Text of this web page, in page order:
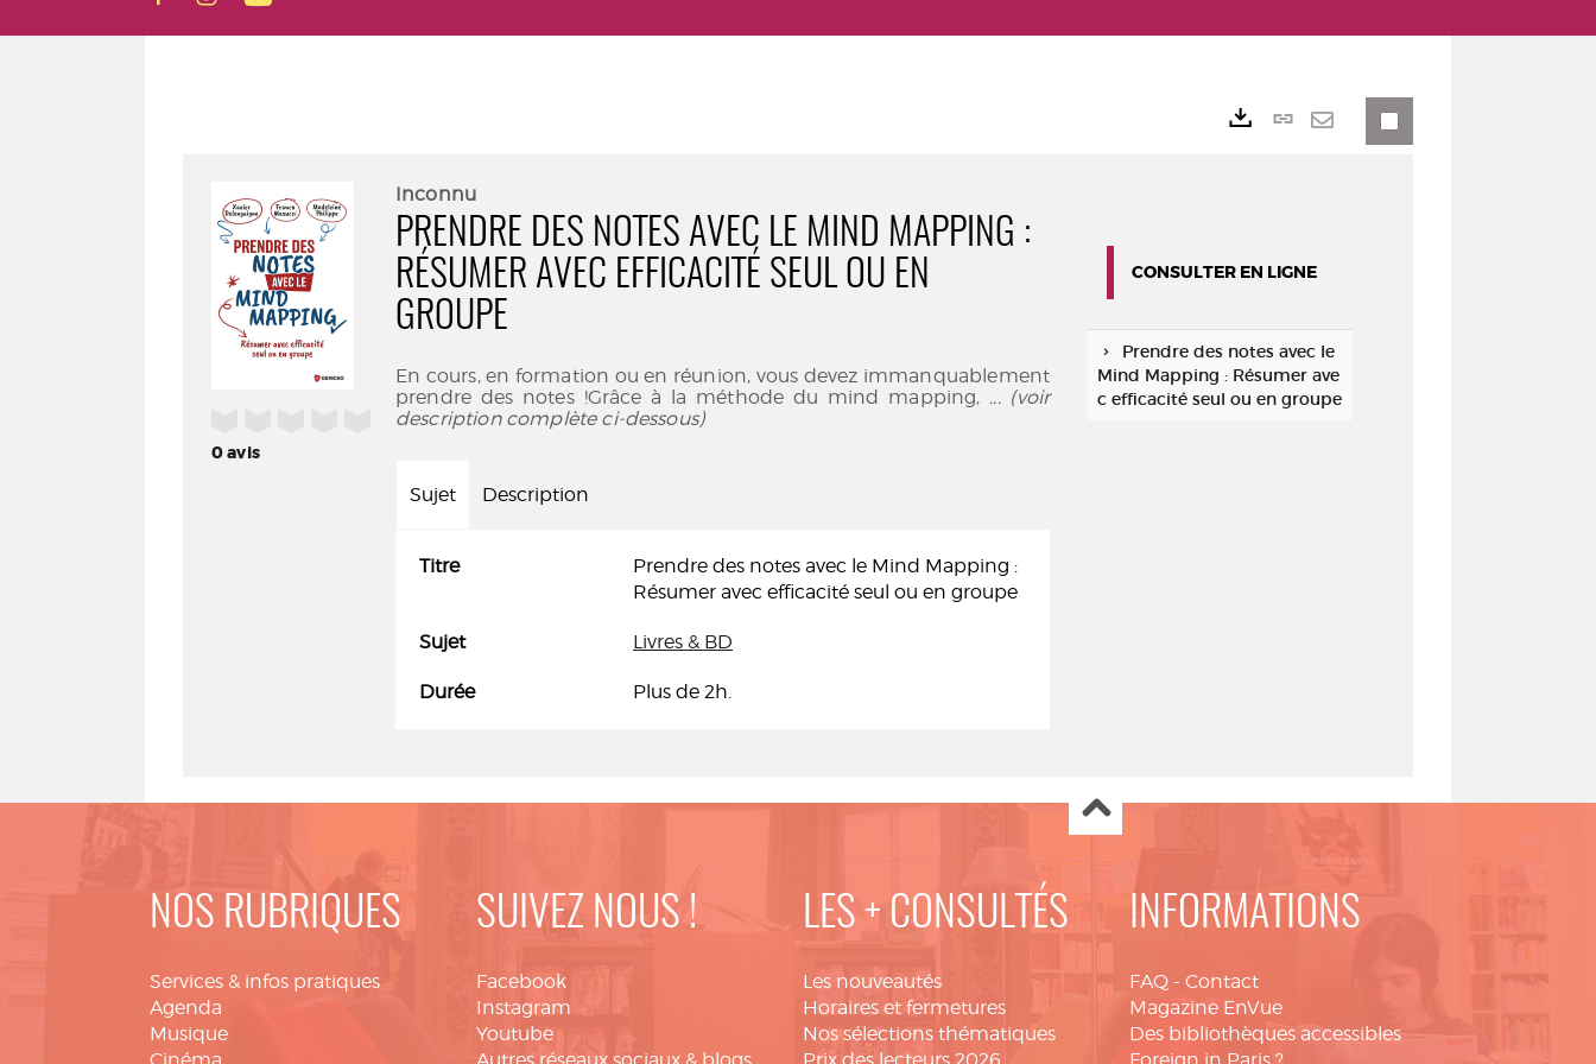
0avis
Inconnu
PRENDRE DES NOTES AVEC LE MIND MAPPING :
RÉSUMER AVEC EFFICACITÉ SEUL OU EN
GROUPE
En cours, en formation ou en réunion, vous devez immanquablement
prendre des notes !Grâce à la méthode du mind mapping, ... (voir
description complète ci-dessous)
Sujet Description
Titre
Prendre des notes avec le Mind Mapping :
Résumer avec efficacité seul ou en groupe
Sujet Livres & BD
Durée Plus de 2h.
Lien
CONSULTER EN LIGNE
Prendre des notes avec le
Mind Mapping : Résumer ave
c efficacité seul ou en groupe
NOS RUBRIQUES
Services & infos pratiques
Agenda
Musique
SUIVEZ NOUS !
Facebook
Instagram
Youtube
LES + CONSULTÉS
Les nouveautés
Horaires et fermetures
Nos sélections thématiques
INFORMATIONS
FAQ - Contact
Magazine EnVue
Des bibliothèques accessibles